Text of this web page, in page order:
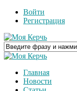
Войти
Регистрация
Главная
Новости